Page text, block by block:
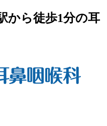
ら徒歩1分の耳